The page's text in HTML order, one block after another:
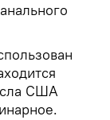
США